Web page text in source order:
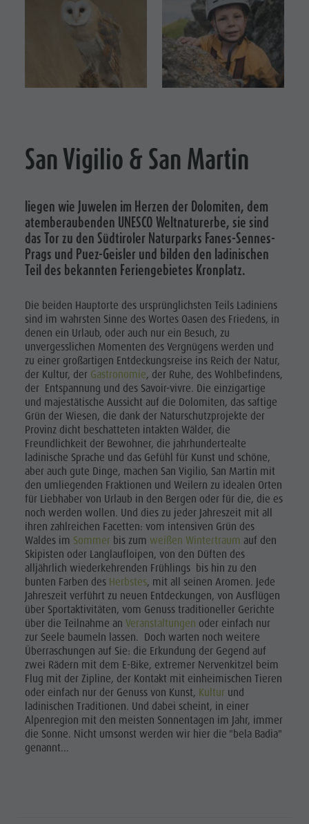
Fanes-
Sennes-
Prags
Naturpark
Bergsteigerdorf
Ladinische
Kultur
Museen &
Enneberg
Pfarre
Ladinische Kultur
Museen & Sehenswürdigkeiten
Brochüren
Vacanze in camper
San Vigilio & San Martin
liegen wie Juwelen im Herzen der Dolomiten, dem
atemberaubenden UNESCO Weltnaturerbe, sie sind
das Tor zu den Südtiroler Naturparks Fanes-Sennes-
Prags und Puez-Geisler und bilden den ladinischen
Teil des bekannten Feriengebietes Kronplatz.
Die beiden Hauptorte des ursprünglichsten Teils Ladiniens
sind im wahrsten Sinne des Wortes Oasen des Friedens, in
denen ein Urlaub, oder auch nur ein Besuch, zu
unvergesslichen Momenten des Vergnügens werden und
zu einer großartigen Entdeckungsreise ins Reich der Natur,
der Kultur, der Gastronomie, der Ruhe, des Wohlbefindens,
der Entspannung und des Savoir-vivre. Die einzigartige
und majestätische Aussicht auf die Dolomiten, das saftige
Grün der Wiesen, die dank der Naturschutzprojekte der
Provinz dicht beschatteten intakten Wälder, die
Freundlichkeit der Bewohner, die jahrhundertealte
ladinische Sprache und das Gefühl für Kunst und schöne,
aber auch gute Dinge, machen San Vigilio, San Martin mit
den umliegenden Fraktionen und Weilern zu idealen Orten
für Liebhaber von Urlaub in den Bergen oder für die, die es
noch werden wollen. Und dies zu jeder Jahreszeit mit all
ihren zahlreichen Facetten: vom intensiven Grün des
Waldes im Sommer bis zum weißen Wintertraum auf den
Skipisten oder Langlaufloipen, von den Düften des
alljährlich wiederkehrenden Frühlings bis hin zu den
bunten Farben des Herbstes, mit all seinen Aromen. Jede
Jahreszeit verführt zu neuen Entdeckungen, von Ausflügen
über Sportaktivitäten, vom Genuss traditioneller Gerichte
über die Teilnahme an Veranstaltungen oder einfach nur
zur Seele baumeln lassen. Doch warten noch weitere
Überraschungen auf Sie: die Erkundung der Gegend auf
zwei Rädern mit dem E-Bike, extremer Nervenkitzel beim
Flug mit der Zipline, der Kontakt mit einheimischen Tieren
oder einfach nur der Genuss von Kunst, Kultur und
ladinischen Traditionen. Und dabei scheint, in einer
Alpenregion mit den meisten Sonnentagen im Jahr, immer
die Sonne. Nicht umsonst werden wir hier die "bela Badia"
genannt...